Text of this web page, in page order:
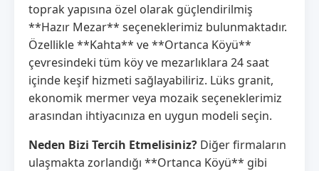
toprak yapısına özel olarak güçlendirilmiş
**Hazır Mezar** seçeneklerimiz bulunmaktadır.
Özellikle **Kahta** ve **Ortanca Köyü**
çevresindeki tüm köy ve mezarlıklara 24 saat
içinde keşif hizmeti sağlayabiliriz. Lüks granit,
ekonomik mermer veya mozaik seçeneklerimiz
arasından ihtiyacınıza en uygun modeli seçin.
Neden Bizi Tercih Etmelisiniz? Diğer firmaların
ulaşmakta zorlandığı **Ortanca Köyü** gibi